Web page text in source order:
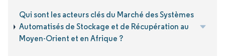
Qui sont les acteurs clés du Marché des Systèmes
Automatisés de Stockage et de Récupération au
Moyen-Orient et en Afrique ?